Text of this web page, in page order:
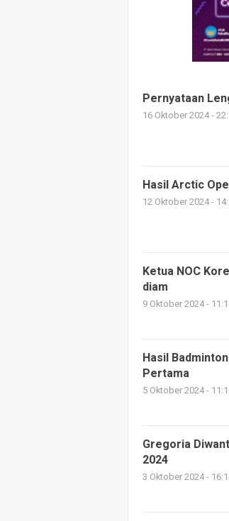
Pernyataan
16 Oktober 2024 -
Hasil Arctic
12 Oktober 2024 -
Ketua NOC
diam
9 Oktober 2024 -
Hasil
Pertama
5 Oktober 2024 -
Gregoria
2024
3 Oktober 2024 -